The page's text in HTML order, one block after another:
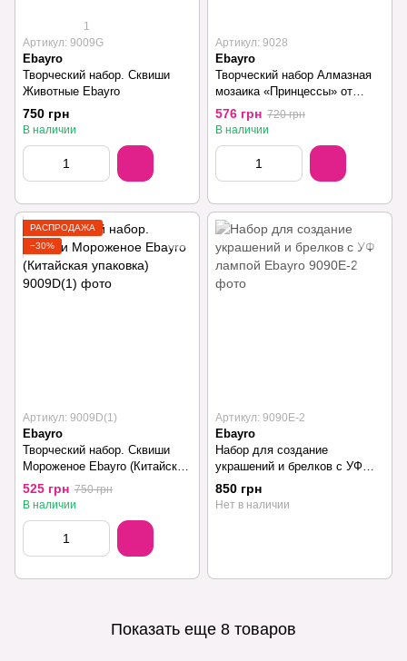
1
Артикул: 9009G
Ebayro
Творческий набор. Сквиши
Животные Ebayro
750 грн
В наличии
Артикул: 9028
Ebayro
Творческий набор Алмазная
мозаика «Принцессы» от
Ebayro
576 грн 720 грн
В наличии
РАСПРОДАЖА
−30%
Артикул: 9009D(1)
Ebayro
Творческий набор. Сквиши
Мороженое Ebayro (Китайская
упаковка)
525 грн 750 грн
В наличии
Артикул: 9090Е-2
Ebayro
Набор для создание
украшений и брелков с УФ
лампой Ebayro
850 грн
Нет в наличии
Показать еще 8 товаров